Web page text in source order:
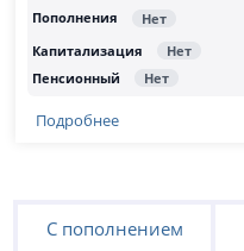
Подробнее
С пополнением